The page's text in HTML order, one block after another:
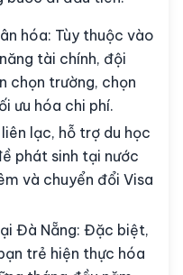
hóa: Tùy thuộc vào
tài chính, đội
chọn trường, chọn
ưu hóa chi phí.
lạc, hỗ trợ du học
phát sinh tại nước
và chuyển đổi Visa
Đà Nẵng: Đặc biệt,
trẻ hiện thực hóa